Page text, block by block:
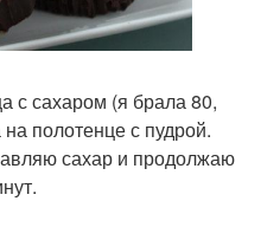
с сахаром (я брала 80,
полотенце с пудрой.
сахар и продолжаю